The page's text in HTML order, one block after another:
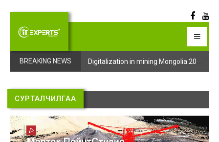
BREAKING NEWS
Digitalization in mining Mongolia 2025 арга хэмжээний бүртгэл эхэллээ Digitalization in mining Mongolia 2025 арга хэмжээний бүртгэл эхэллээ
СУРТАЛЧИЛГАА